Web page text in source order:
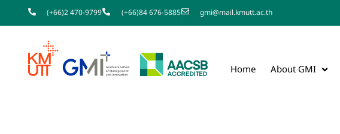
(+66)2 470-9799 (+66)84 676-5885 gmi@mail.kmutt.ac.th
Home About GMI